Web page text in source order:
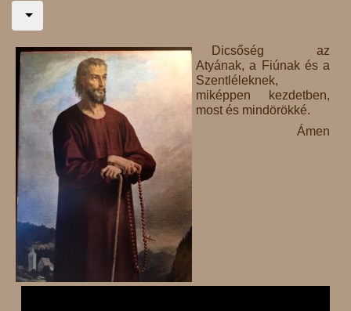
Dicsőség az
Atyának, a Fiúnak és a
Szentléleknek,
miképpen kezdetben,
most és mindörökké.
Ámen